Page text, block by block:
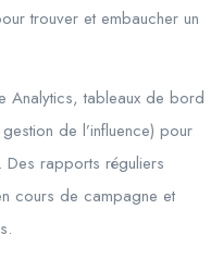
trouver et embaucher un
Analytics, tableaux de bord
de l’influence) pour
Des rapports réguliers
cours de campagne et